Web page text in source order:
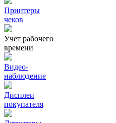
Принтеры
чеков
Учет рабочего
времени
Видео‑
наблюдение
Дисплеи
покупателя